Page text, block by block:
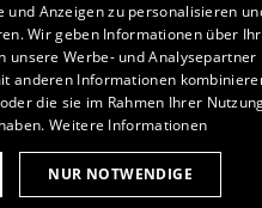
und Anzeigen zu personalisieren
Wir geben Informationen über
unsere Werbe- und Analysepartner
anderen Informationen
die sie im Rahmen Ihrer
Weitere Informationen
NUR NOTWENDIGE